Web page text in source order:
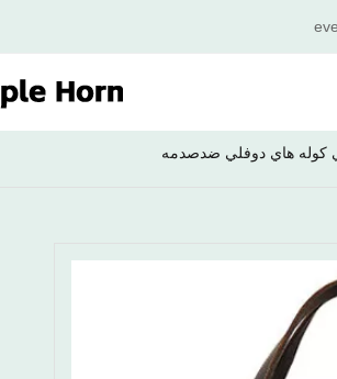
کوله هاي دوفلي ضدصدمه